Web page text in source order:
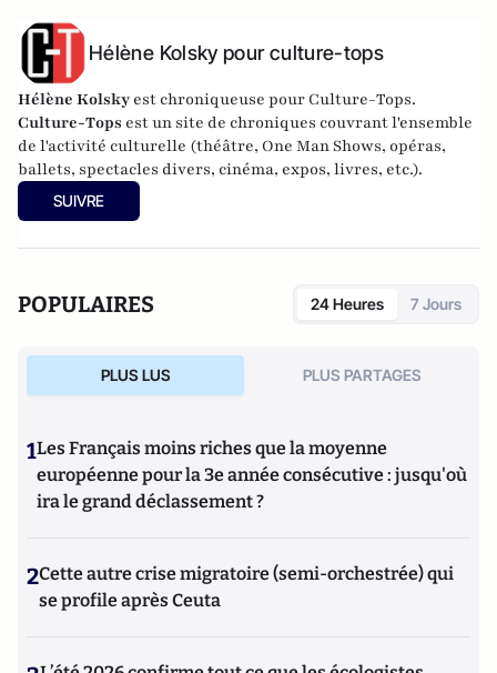
Hélène Kolsky pour culture-tops
Hélène Kolsky est chroniqueuse pour Culture-Tops.
Culture-Tops est un site de chroniques couvrant l'ensemble
de l'activité culturelle (théâtre, One Man Shows, opéras,
ballets, spectacles divers, cinéma, expos, livres, etc.).
SUIVRE
POPULAIRES 24 Heures 7 Jours
PLUS LUS PLUS PARTAGES
1Les Français moins riches que la moyenne
européenne pour la 3e année consécutive : jusqu'où
ira le grand déclassement ?
2Cette autre crise migratoire (semi-orchestrée) qui
se profile après Ceuta